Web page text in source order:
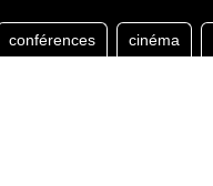
conférences cinéma